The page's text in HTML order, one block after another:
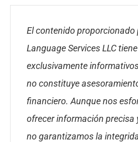
El contenido proporcionado
Language Services LLC
exclusivamente
no constituye
financiero. Aunque nos
ofrecer información precisa
no garantizamos la